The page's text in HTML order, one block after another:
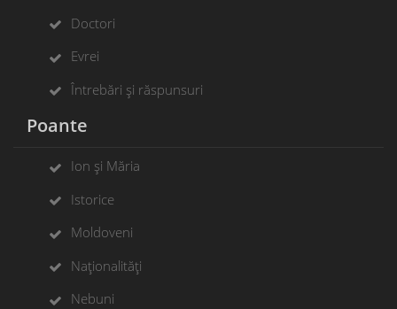
Doctori
Evrei
Întrebări și răspunsuri
Poante
Ion și Măria
Istorice
Moldoveni
Naționalități
Nebuni